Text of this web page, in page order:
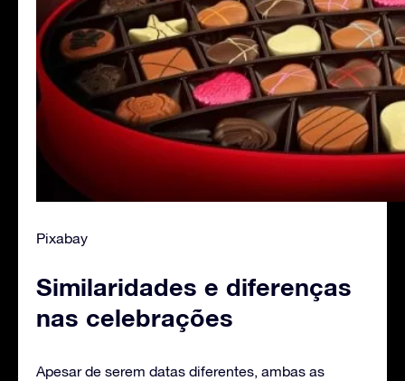
Pixabay
Similaridades e diferenças
nas celebrações
Apesar de serem datas diferentes, ambas as